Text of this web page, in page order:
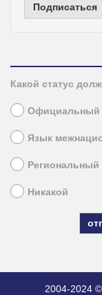
Подписаться
Какой статус
Официальный
Язык
Региональный
Никакой
2004-2024